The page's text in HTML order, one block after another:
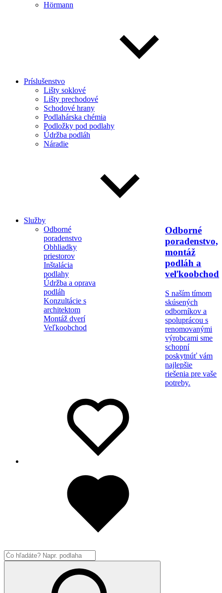
Hörmann
Príslušenstvo
Lišty soklové
Lišty prechodové
Schodové hrany
Podlahárska chémia
Podložky pod podlahy
Údržba podláh
Náradie
Služby
Odborné
poradenstvo
Obhliadky
priestorov
Inštalácia
podlahy
Údržba a oprava
podláh
Konzultácie s
architektom
Montáž dverí
Veľkoobchod
Odborné
poradenstvo,
montáž
podláh a
veľkoobchod
S naším tímom
skúsených
odborníkov a
spoluprácou s
renomovanými
výrobcami sme
schopní
poskytnúť vám
najlepšie
riešenia pre vaše
potreby.